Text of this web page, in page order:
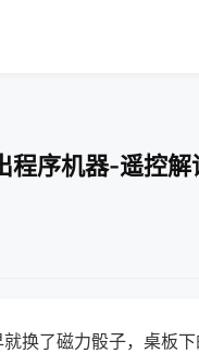
程序机器-遥控解
换了磁力骰子，桌板下